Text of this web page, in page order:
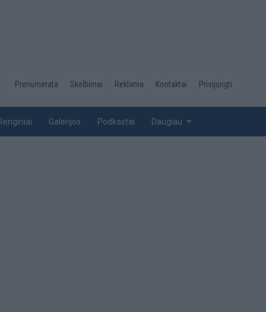
Desktop
top
Prenumerata Skelbimai Reklama Kontaktai Prisijungti
Galerijos Podkastai Daugiau